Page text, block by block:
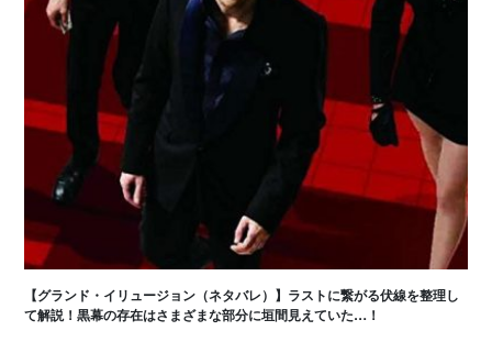
【グランド・イリュージョン（ネタバレ）】ラストに繋がる伏線を整理し
て解説！黒幕の存在はさまざまな部分に垣間見えていた…！